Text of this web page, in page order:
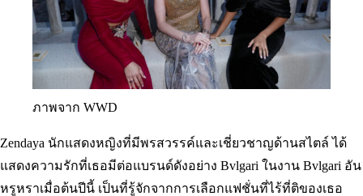
ภาพจาก WWD
Zendaya นักแสดงหญิงที่มีพรสวรรค์และเชี่ยวชาญด้านสไตล์ ได้
แสดงความรักที่เธอมีต่อแบรนด์ดังอย่าง Bvlgari ในงาน Bvlgari อัน
หรูหราเมื่อต้นปีนี้ เป็นที่รู้จักจากการเลือกแฟชั่นที่ไร้ที่ติของเธอ